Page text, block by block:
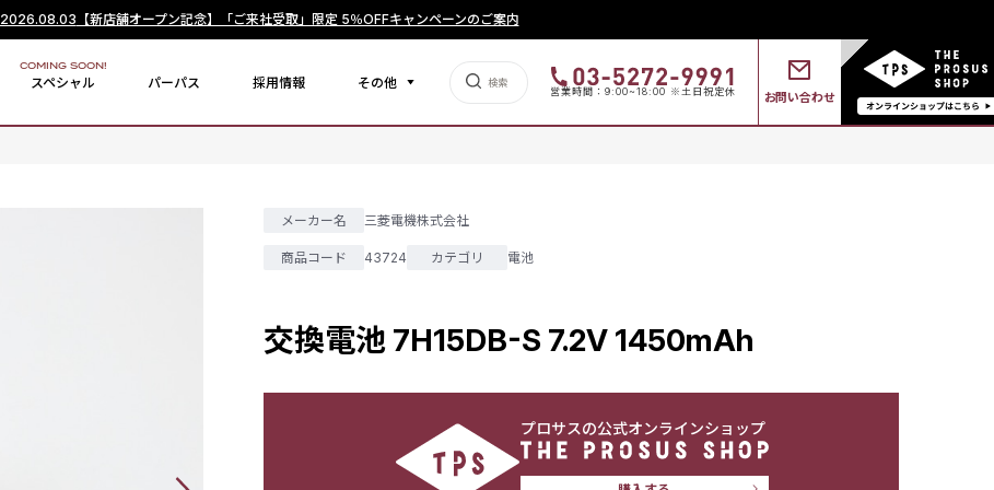
2026.08.03 【新店舗オープン記念】「ご来社受取」限定 5％OFFキャンペーンのご案内
スペシャル
COMING SOON!
パーパス 採用情報 その他
営業時間：9:00~18:00 ※土日祝定休 お問い合わせ
メーカー名 三菱電機株式会社
商品コード 43724 カテゴリ 電池
交換電池 7H15DB-S 7.2V 1450mAh
プロサスの公式オンラインショップ